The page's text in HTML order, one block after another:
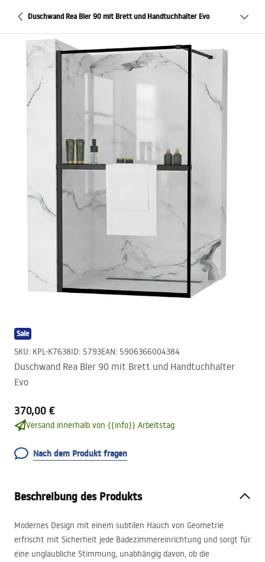
Duschwand Rea Bler 90 mit Brett und Handtuchhalter Evo
Sale
SKU: KPL-K7638ID: 5793EAN: 5906366004384
Duschwand Rea Bler 90 mit Brett und Handtuchhalter
Evo
370,00 €
Versand innerhalb von {{info}} Arbeitstag
Nach dem Produkt fragen
Beschreibung des Produkts
Modernes Design mit einem subtilen Hauch von Geometrie
erfrischt mit Sicherheit jede Badezimmereinrichtung und sorgt für
eine unglaubliche Stimmung, unabhängig davon, ob die